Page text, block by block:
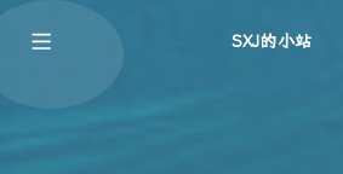
SXJ的小站